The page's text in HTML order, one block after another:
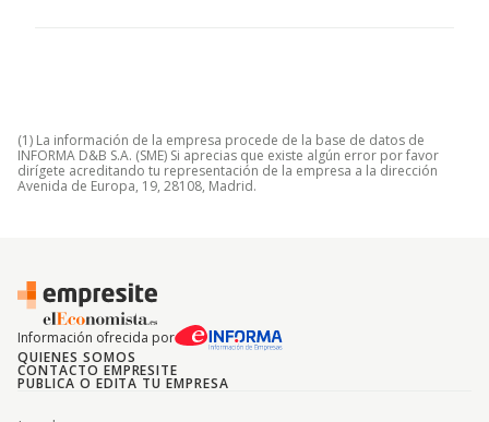
(1) La información de la empresa procede de la base de datos de
INFORMA D&B S.A. (SME) Si aprecias que existe algún error por favor
dirígete acreditando tu representación de la empresa a la dirección
Avenida de Europa, 19, 28108, Madrid.
Información ofrecida por
QUIENES SOMOS
CONTACTO EMPRESITE
PUBLICA O EDITA TU EMPRESA